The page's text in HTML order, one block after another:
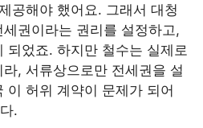
공해야 했어요. 그래서 대청
권이라는 권리를 설정하고,
되었죠. 하지만 철수는 실제로
, 서류상으로만 전세권을 설
이 허위 계약이 문제가 되어
.